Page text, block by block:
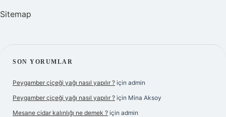
Sitemap
SIDEBAR
SON YORUMLAR
Peygamber çiçeği yağı nasıl yapılır ? için admin
Peygamber çiçeği yağı nasıl yapılır ? için Mina Aksoy
Mesane cidar kalınlığı ne demek ? için admin